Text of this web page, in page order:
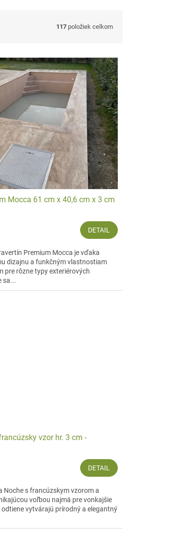
117 položiek celkom
Mocca 61 cm x 40,6 cm x 3 cm
DETAIL
Premium Mocca je vďaka
dizajnu a funkčným vlastnostiam
pre rôzne typy exteriérových
sa...
vzor hr. 3 cm -
DETAIL
Noche s francúzskym vzorom a
voľbou najmä pre vonkajšie
vytvárajú prírodný a elegantný